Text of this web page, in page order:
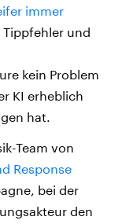
immer
Tippfehler und
kein Problem
KI erheblich
hat.
Team von
Response
bei der
den